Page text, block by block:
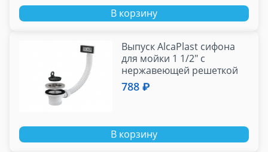
В корзину
Выпуск AlcaPlast сифона
для мойки 1 1/2" с
нержавеющей peшeткой
Ø70 и квадратным
гофропереливом
788 ₽
В корзину